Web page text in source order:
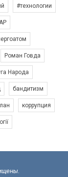
#технологии
Роман Говда
Народа
бандитизм
коррупция